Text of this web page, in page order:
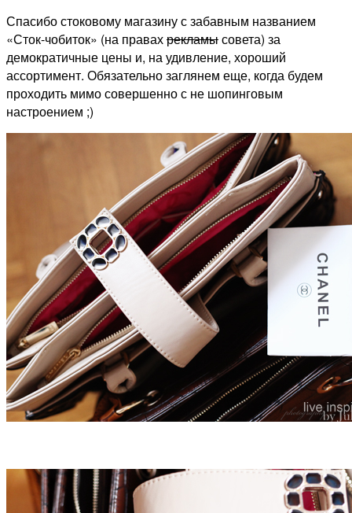
Спасибо стоковому магазину с забавным названием
«Сток-чобиток» (на правахрекламысовета) за
демократичные цены и, на удивление, хороший
ассортимент. Обязательно заглянем еще, когда будем
проходить мимо совершенно с не шопинговым
настроением ;)